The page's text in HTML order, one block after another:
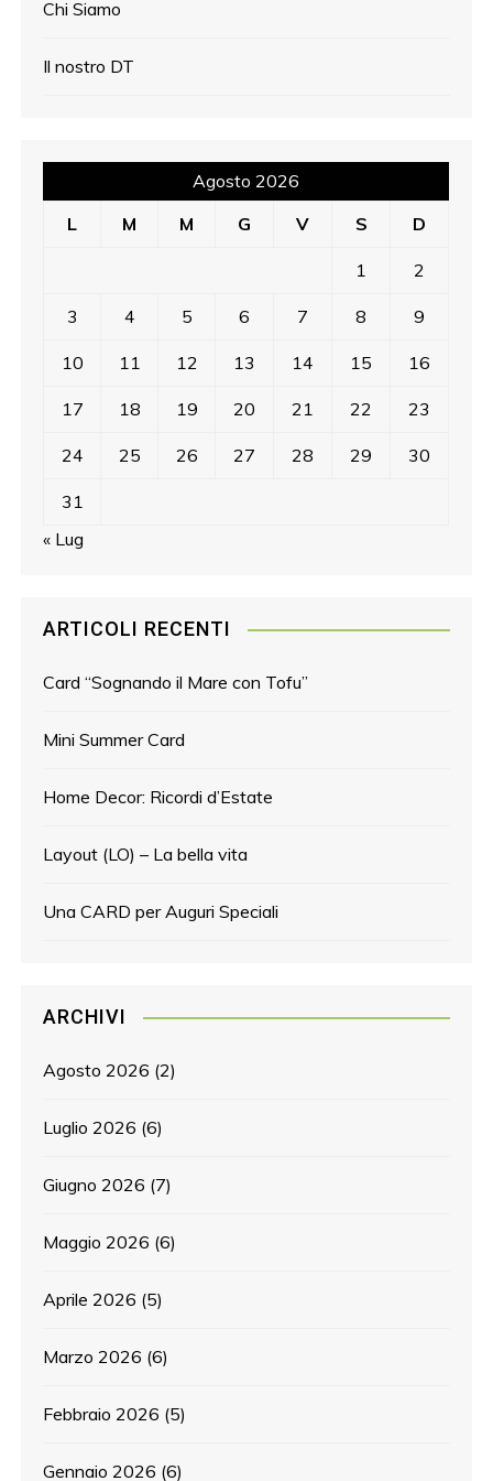
Chi Siamo
Il nostro DT
Agosto 2026
L
M M G V S D
1 2
3 4 5 6 7 8 9
10 11 12 13 14 15 16
17 18 19 20 21 22 23
24 25 26 27 28 29 30
31
« Lug
ARTICOLI RECENTI
Card “Sognando il Mare con Tofu”
Mini Summer Card
Home Decor: Ricordi d’Estate
Layout (LO) – La bella vita
Una CARD per Auguri Speciali
ARCHIVI
Agosto 2026 (2)
Luglio 2026 (6)
Giugno 2026 (7)
Maggio 2026 (6)
Aprile 2026 (5)
Marzo 2026 (6)
Febbraio 2026 (5)
Gennaio 2026 (6)